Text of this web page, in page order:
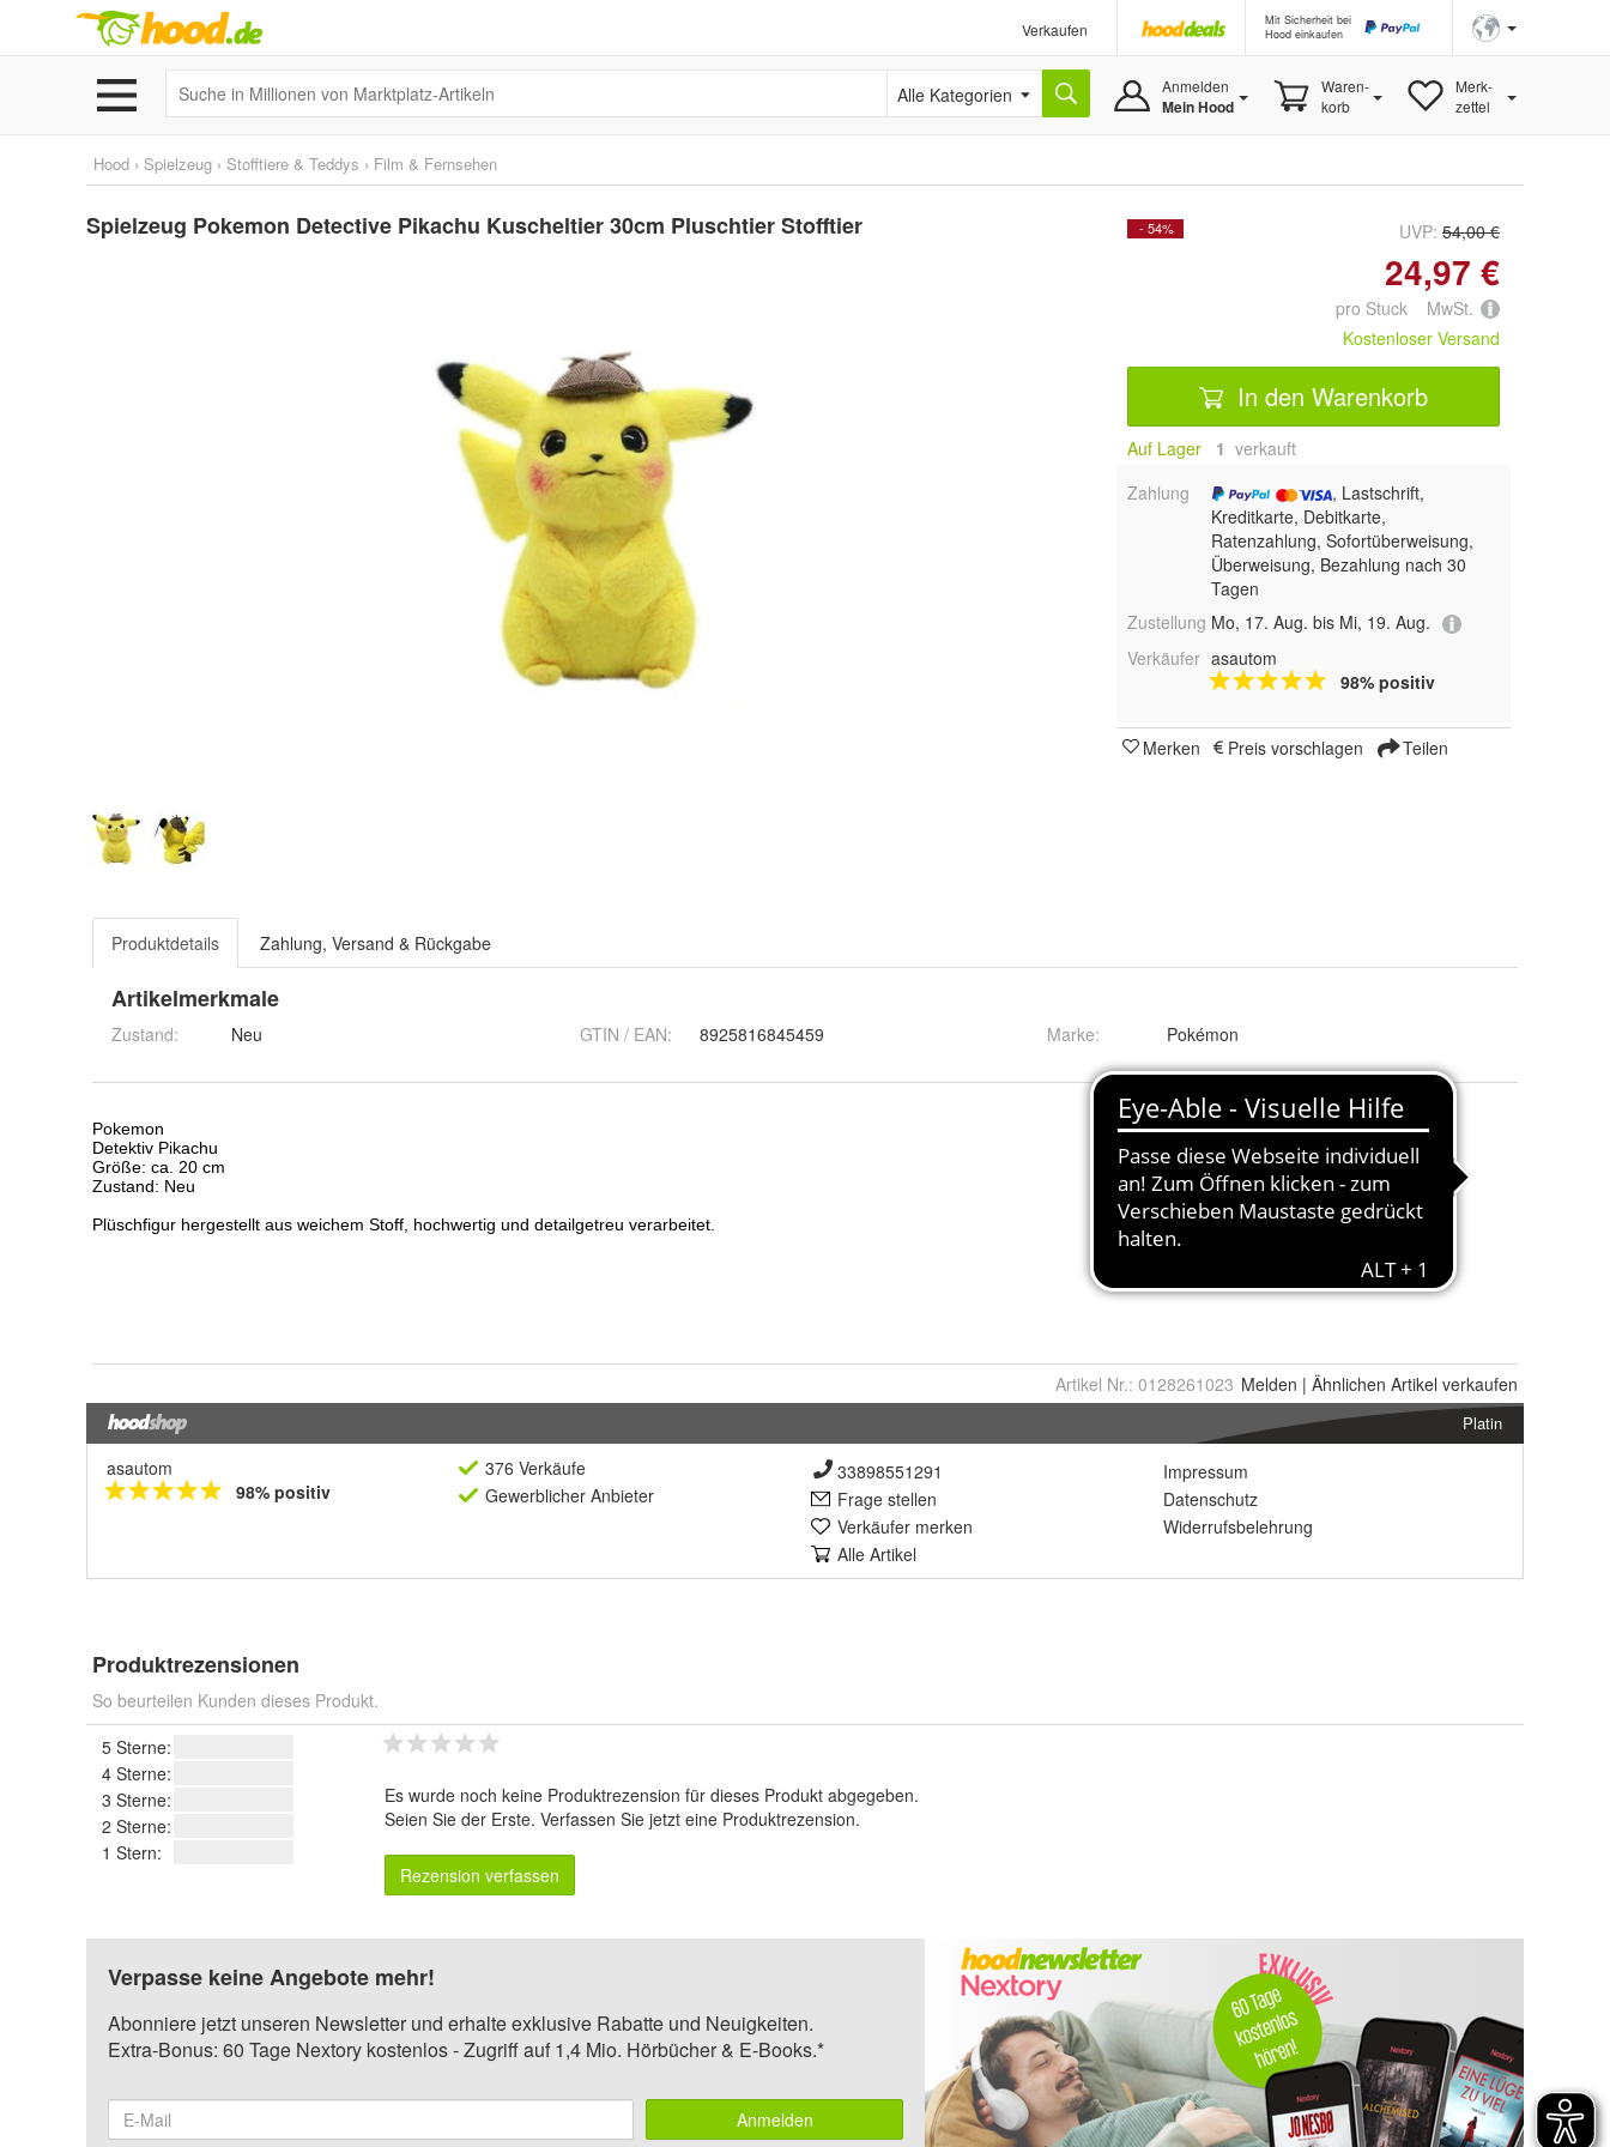
Verkaufen
Mit Sicherheit bei
Hood einkaufen
Alle Kategorien Anmelden
Mein Hood
Waren-
korb
Merk-
zettel
Hood › Spielzeug › Stofftiere & Teddys › Film & Fernsehen
Spielzeug Pokemon Detective Pikachu Kuscheltier 30cm Pluschtier Stofftier - 54% UVP: 54,00 €
24,97 €
pro Stuck MwSt.
Kostenloser Versand
In den Warenkorb
Auf Lager 1 verkauft
Zahlung
, Lastschrift,
Kreditkarte, Debitkarte,
Ratenzahlung, Sofortüberweisung,
Überweisung, Bezahlung nach 30
Tagen
Zustellung Mo, 17. Aug. bis Mi, 19. Aug.
Verkäufer asautom
98% positiv
Merken Preis vorschlagen Teilen
Produktdetails Zahlung, Versand & Rückgabe
Artikelmerkmale
Zustand: Neu GTIN / EAN: 8925816845459 Marke: Pokémon
Artikel Nr.: 0128261023 Melden | Ähnlichen Artikel verkaufen
Platin
asautom
98% positiv
376 Verkäufe
Gewerblicher Anbieter
33898551291
Frage stellen
Verkäufer merken
Alle Artikel
Impressum
Datenschutz
Widerrufsbelehrung
Produktrezensionen
So beurteilen Kunden dieses Produkt.
5 Sterne:
4 Sterne:
3 Sterne:
2 Sterne:
1 Stern:
Es wurde noch keine Produktrezension für dieses Produkt abgegeben.
Seien Sie der Erste. Verfassen Sie jetzt eine Produktrezension.
Rezension verfassen
Verpasse keine Angebote mehr!
Abonniere jetzt unseren Newsletter und erhalte exklusive Rabatte und Neuigkeiten.
Extra-Bonus: 60 Tage Nextory kostenlos - Zugriff auf 1,4 Mio. Hörbücher & E-Books.*
Anmelden